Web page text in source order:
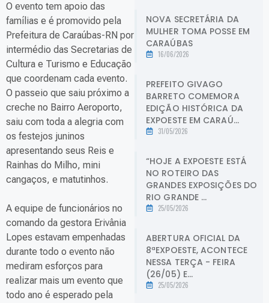
O evento tem apoio das
famílias e é promovido pela
Prefeitura de Caraúbas-RN por
intermédio das Secretarias de
Cultura e Turismo e Educação
que coordenam cada evento.
O passeio que saiu próximo a
creche no Bairro Aeroporto,
saiu com toda a alegria com
os festejos juninos
apresentando seus Reis e
Rainhas do Milho, mini
cangaços, e matutinhos.
A equipe de funcionários no
comando da gestora Erivânia
Lopes estavam empenhadas
durante todo o evento não
mediram esforços para
realizar mais um evento que
todo ano é esperado pela
NOVA SECRETÁRIA DA
MULHER TOMA POSSE EM
CARAÚBAS
16/06/2026
PREFEITO GIVAGO
BARRETO COMEMORA
EDIÇÃO HISTÓRICA DA
EXPOESTE EM CARAÚ...
31/05/2026
“HOJE A EXPOESTE ESTÁ
NO ROTEIRO DAS
GRANDES EXPOSIÇÕES DO
RIO GRANDE ...
25/05/2026
ABERTURA OFICIAL DA
8ªEXPOESTE, ACONTECE
NESSA TERÇA - FEIRA
(26/05) E...
25/05/2026